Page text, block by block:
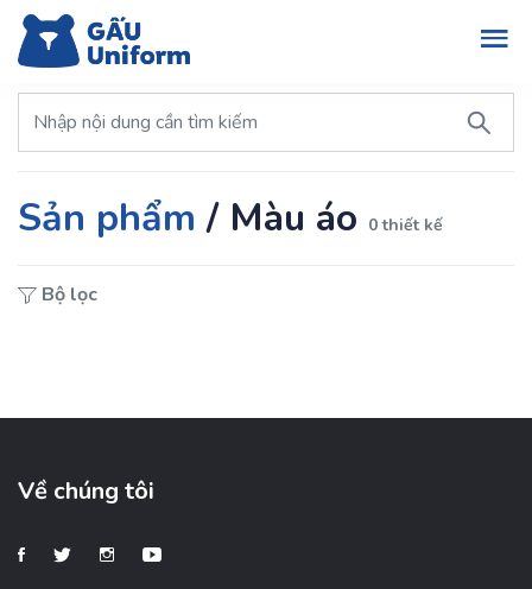
Sản phẩm / Màu áo 0 thiết kế
Bộ lọc
Về chúng tôi